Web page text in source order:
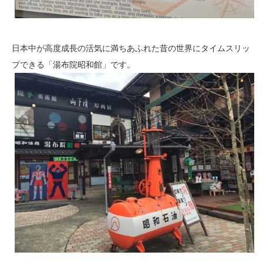
日本中が高度成長の活気に満ちあふれた昔の世界にタイムスリッ
プできる「湯布院昭和館」です。